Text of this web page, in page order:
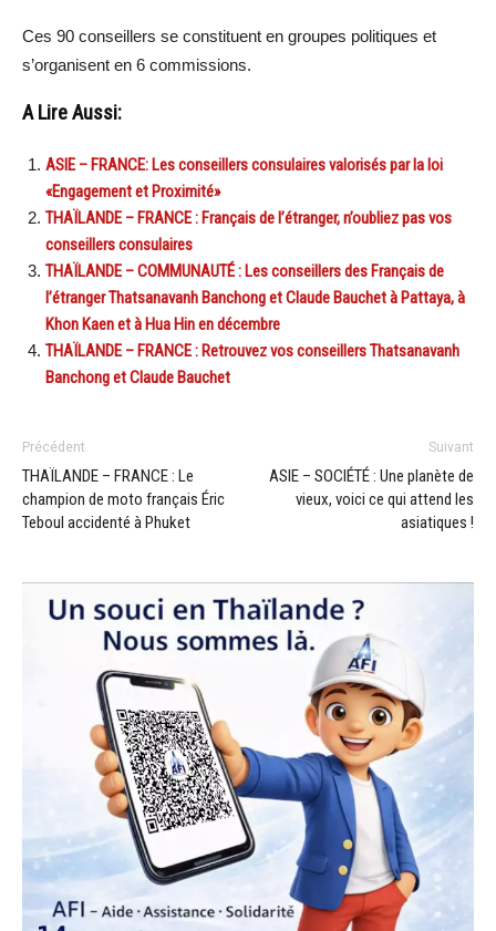
Ces 90 conseillers se constituent en groupes politiques et
s’organisent en 6 commissions.
A Lire Aussi:
ASIE – FRANCE: Les conseillers consulaires valorisés par la loi
«Engagement et Proximité»
THAÏLANDE – FRANCE : Français de l’étranger, n’oubliez pas vos
conseillers consulaires
THAÏLANDE – COMMUNAUTÉ : Les conseillers des Français de
l’étranger Thatsanavanh Banchong et Claude Bauchet à Pattaya, à
Khon Kaen et à Hua Hin en décembre
THAÏLANDE – FRANCE : Retrouvez vos conseillers Thatsanavanh
Banchong et Claude Bauchet
Précédent
THAÏLANDE – FRANCE : Le
champion de moto français Éric
Teboul accidenté à Phuket
Suivant
ASIE – SOCIÉTÉ : Une planète de
vieux, voici ce qui attend les
asiatiques !